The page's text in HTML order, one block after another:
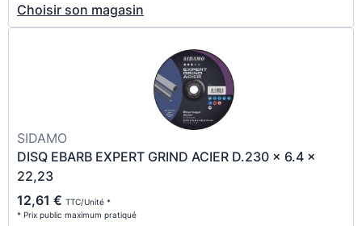
Choisir son magasin
SIDAMO
DISQ EBARB EXPERT GRIND ACIER D.230 x 6.4 x
22,23
12,61 € TTC/Unité *
* Prix public maximum pratiqué